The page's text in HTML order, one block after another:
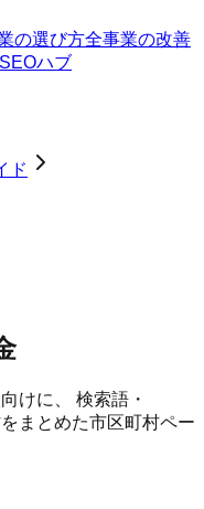
の選び方全事業の改善
ハブ
ド
けに、 検索語・
まとめた市区町村ペー